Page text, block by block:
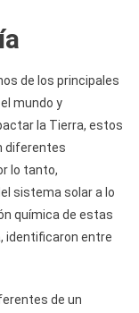
de los principales
mundo y
la Tierra, estos
diferentes
lo tanto,
sistema solar a lo
química de estas
identificaron entre
de un